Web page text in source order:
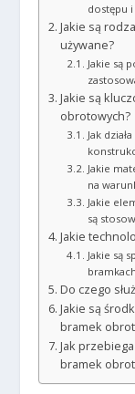
dostępu
Jakie są
używane?
Jakie są
Jakie są
obrotowych?
Jak
Jakie
na
Jakie
są
Jakie
Jakie są
Do czego
Jakie są
bramek
Jak
bramek